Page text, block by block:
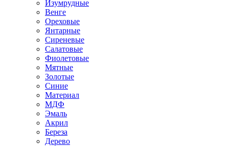
Изумрудные
Венге
Ореховые
Янтарные
Сиреневые
Салатовые
Фиолетовые
Мятные
Золотые
Синие
Материал
МДФ
Эмаль
Акрил
Береза
Дерево